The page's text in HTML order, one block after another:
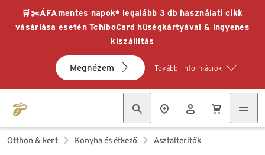
🛒✂️ÁFAmentes napok* legalább 3 db használati cikk
vásárlása esetén TchiboCard hűségkártyával & ingyenes
kiszállítás
Megnézem További információk
Otthon & kert Konyha és étkező Asztalterítők